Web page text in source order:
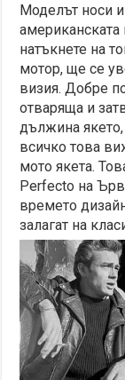
Моделът носи
натъкнете на
мотор, ще се
визия. Добре
отваряща и
дължина якето,
всичко това
мото якета.
Perfecto на
времето
залагат на